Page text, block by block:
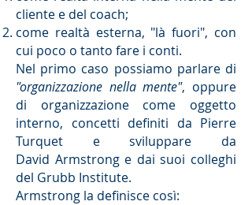
cliente e del coach;
come realtà esterna, "là fuori", con
cui poco o tanto fare i conti.
Nel primo caso possiamo parlare di
"organizzazione nella mente", oppure
di organizzazione come oggetto
interno, concetti definiti da Pierre
Turquet e sviluppare da
David Armstrong e dai suoi colleghi
del Grubb Institute.
Armstrong la definisce così: